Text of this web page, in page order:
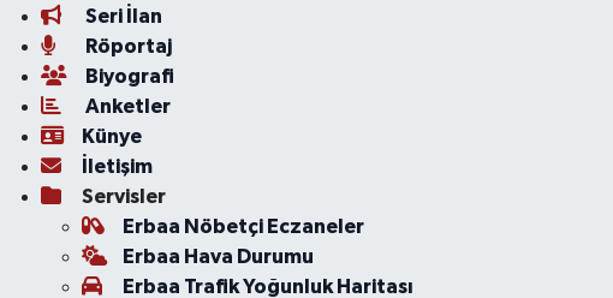
Seri İlan
Röportaj
Biyografi
Anketler
Künye
İletişim
Servisler
Erbaa Nöbetçi Eczaneler
Erbaa Hava Durumu
Erbaa Trafik Yoğunluk Haritası